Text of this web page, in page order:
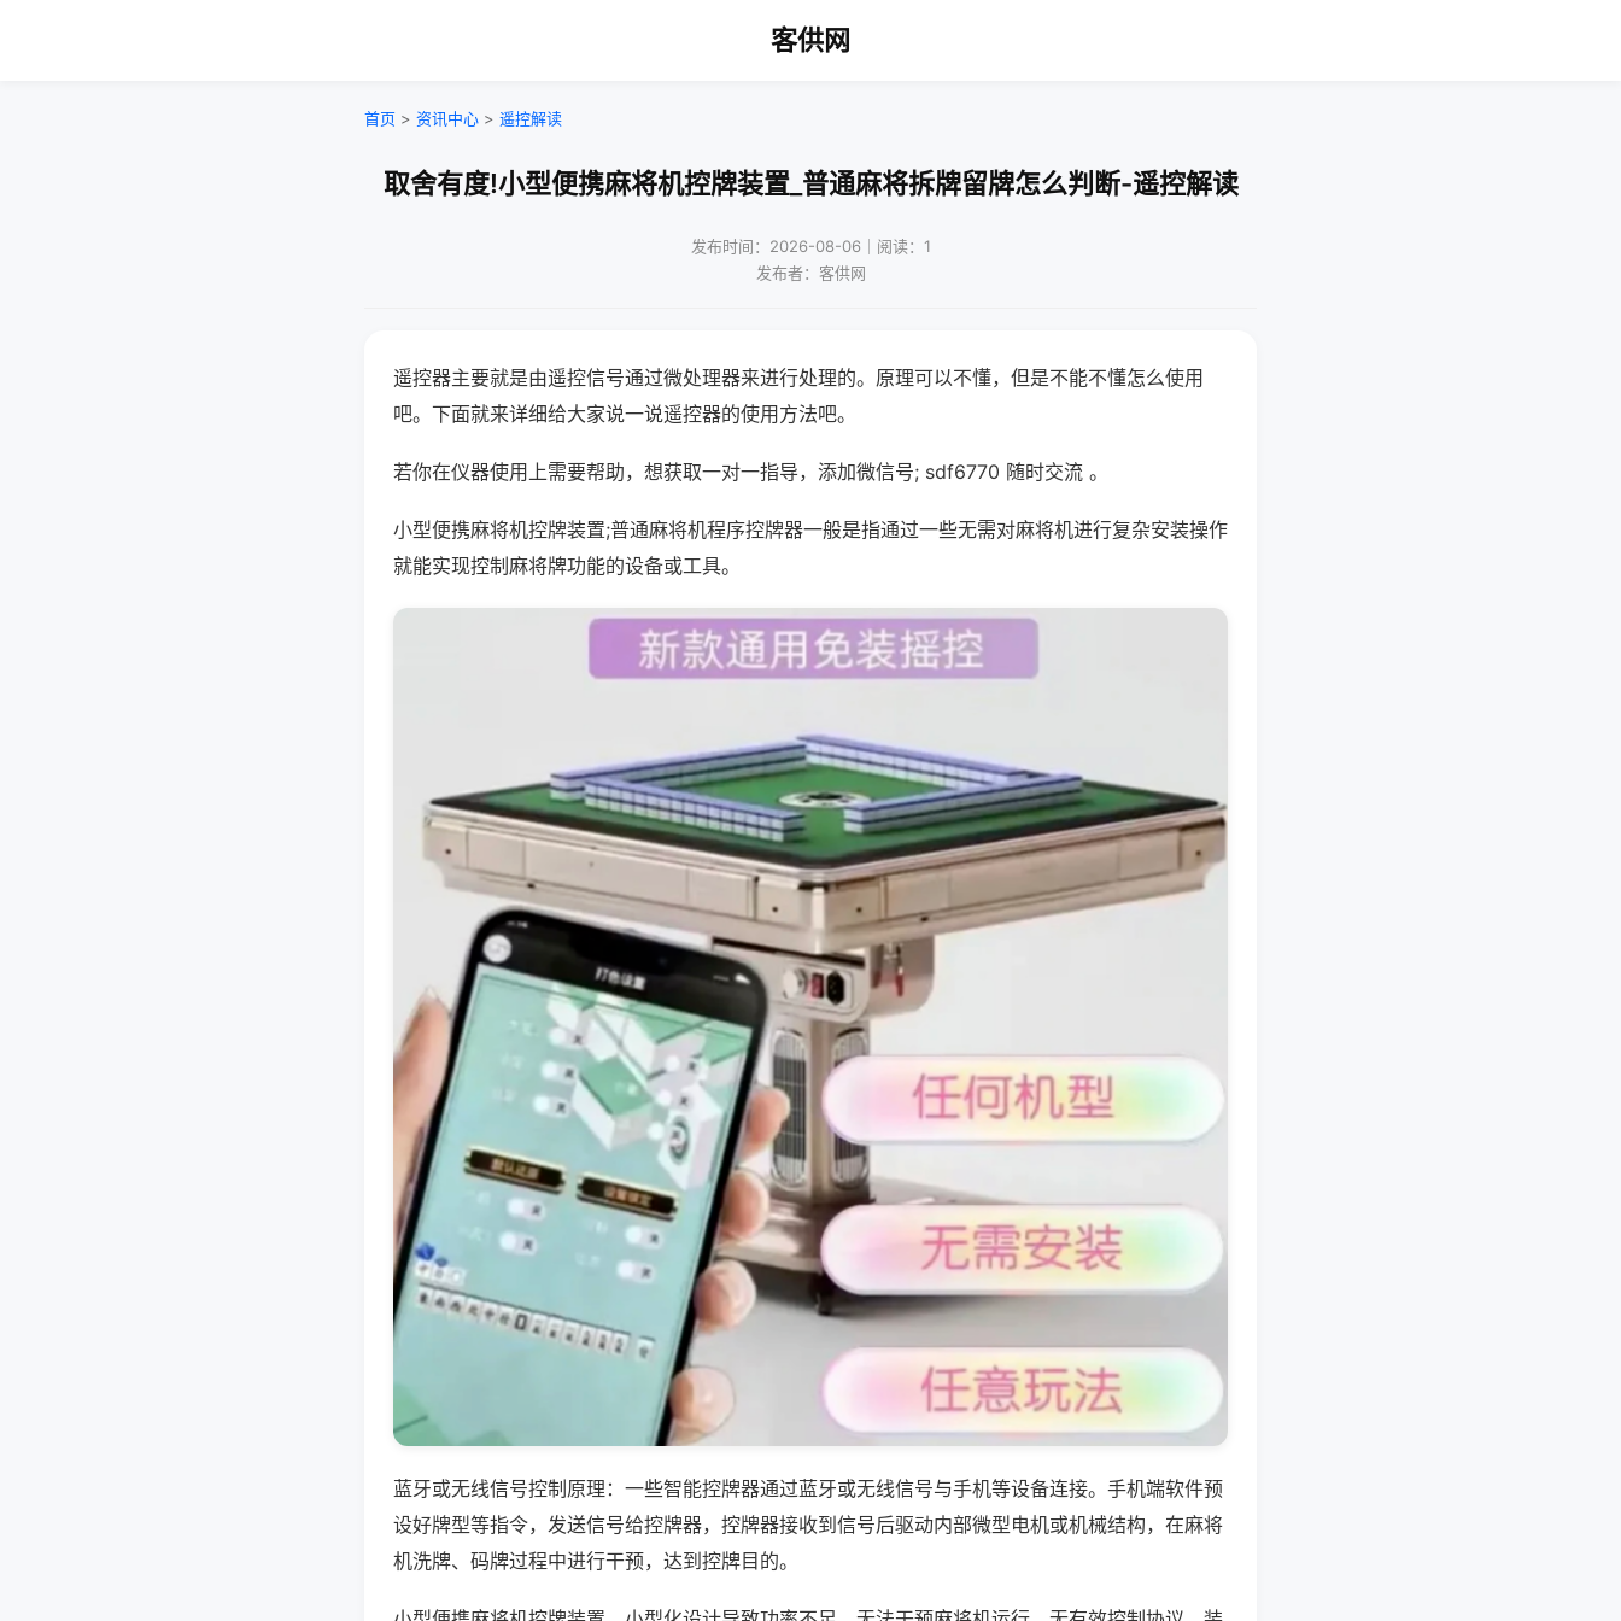
客供网
首页 > 资讯中心 > 遥控解读
取舍有度!小型便携麻将机控牌装置_普通麻将拆牌留牌怎么判断-遥控解读
发布时间：2026-08-06｜阅读：1
发布者：客供网
遥控器主要就是由遥控信号通过微处理器来进行处理的。原理可以不懂，但是不能不懂怎么使用
吧。下面就来详细给大家说一说遥控器的使用方法吧。
若你在仪器使用上需要帮助，想获取一对一指导，添加微信号; sdf6770 随时交流 。
小型便携麻将机控牌装置;普通麻将机程序控牌器一般是指通过一些无需对麻将机进行复杂安装操作
就能实现控制麻将牌功能的设备或工具。
蓝牙或无线信号控制原理：一些智能控牌器通过蓝牙或无线信号与手机等设备连接。手机端软件预
设好牌型等指令，发送信号给控牌器，控牌器接收到信号后驱动内部微型电机或机械结构，在麻将
机洗牌、码牌过程中进行干预，达到控牌目的。